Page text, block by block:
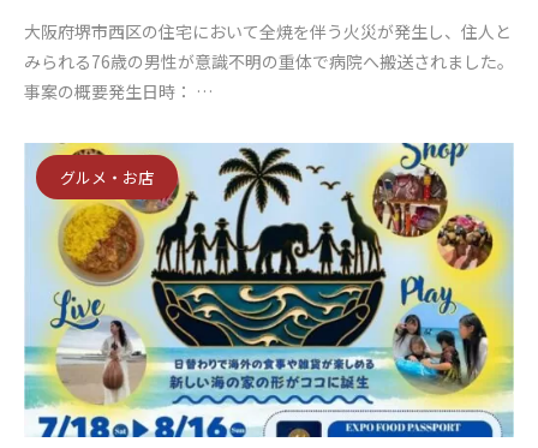
大阪府堺市西区の住宅において全焼を伴う火災が発生し、住人と
みられる76歳の男性が意識不明の重体で病院へ搬送されました。
事案の概要発生日時： …
グルメ・お店